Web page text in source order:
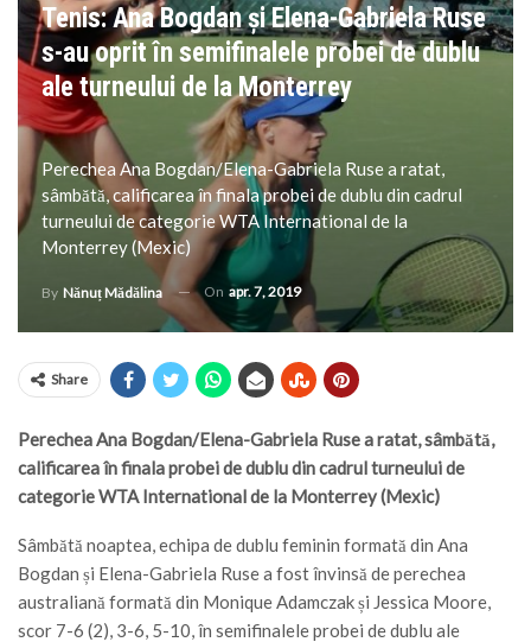
Tenis: Ana Bogdan și Elena-Gabriela Ruse
s-au oprit în semifinalele probei de dublu
ale turneului de la Monterrey
Perechea Ana Bogdan/Elena-Gabriela Ruse a ratat,
sâmbătă, calificarea în finala probei de dublu din cadrul
turneului de categorie WTA International de la
Monterrey (Mexic)
By Nănuț Mădălina On apr. 7, 2019
Share
Perechea Ana Bogdan/Elena-Gabriela Ruse a ratat, sâmbătă,
calificarea în finala probei de dublu din cadrul turneului de
categorie WTA International de la Monterrey (Mexic)
Sâmbătă noaptea, echipa de dublu feminin formată din Ana
Bogdan și Elena-Gabriela Ruse a fost învinsă de perechea
australiană formată din Monique Adamczak și Jessica Moore,
scor 7-6 (2), 3-6, 5-10, în semifinalele probei de dublu ale